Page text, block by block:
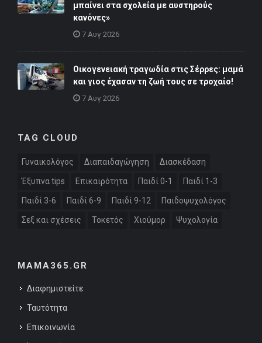
μπαίνει στα σχολεία με αυστηρούς
κανόνες»
7 Αυγ 2026
Οικογενειακή τραγωδία στις Σέρρες: μαμά
και γιος έχασαν τη ζωή τους σε τροχαίο!
7 Αυγ 2026
TAG CLOUD
Γυναικολόγος Διαπαιδαγώγηση Διασκέδαση
Έξυπνα tips Επικαιρότητα Παιδί 0-1 Παιδί 1-3
Παιδί 3-6 Παιδί 6-9 Παιδί 9-12 Παιδοψυχολόγος
Σεξ και σχέσεις Τοκετός Χιούμορ Ψυχολογία
MAMA365.GR
Διαφημιστείτε
Ταυτότητα
Επικοινωνία